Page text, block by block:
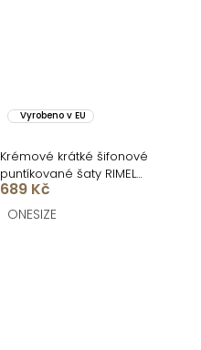
Vyrobeno v EU
Krémové krátké šifonové
puntíkované šaty RIMELO
s kraťásky
689 Kč
ONESIZE